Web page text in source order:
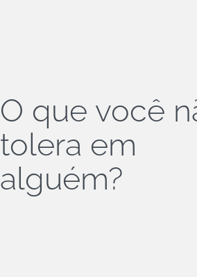
O que você
tolera em
alguém?